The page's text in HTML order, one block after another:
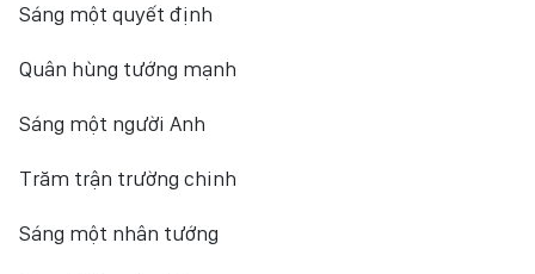
Sáng một quyết định
Quân hùng tướng mạnh
Sáng một người Anh
Trăm trận trường chinh
Sáng một nhân tướng